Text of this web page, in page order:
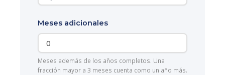
Meses adicionales
Meses además de los años completos. Una
fracción mayor a 3 meses cuenta como un año más.